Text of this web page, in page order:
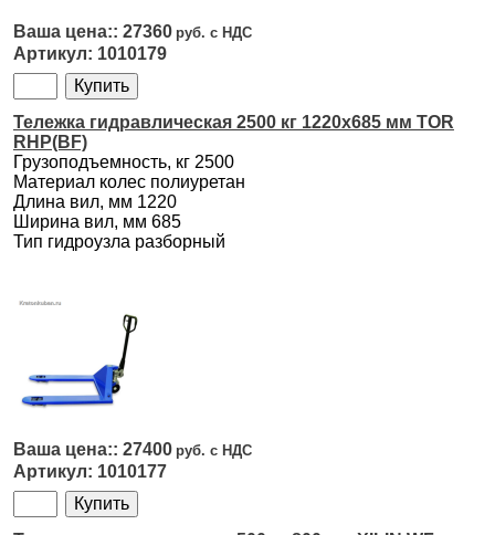
27360
1010179
Тележка гидравлическая 2500 кг 1220х685 мм TOR
RHP(BF)
Грузоподъемность, кг 2500
Материал колес полиуретан
Длина вил, мм 1220
Ширина вил, мм 685
Тип гидроузла разборный
27400
1010177